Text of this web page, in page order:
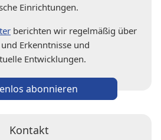
Kontakt
Einrichtungen.
berichten wir regelmäßig über
Erkenntnisse und
Entwicklungen.
abonnieren